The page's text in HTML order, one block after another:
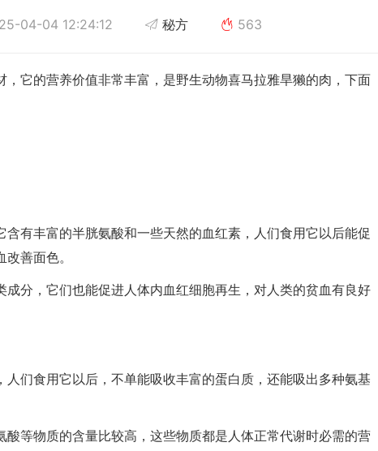
04-04 12:24:12 秘方 563
它的营养价值非常丰富，是野生动物喜马拉雅旱獭的肉，下面
有丰富的半胱氨酸和一些天然的血红素，人们食用它以后能促
善面色。
分，它们也能促进人体内血红细胞再生，对人类的贫血有良好
们食用它以后，不单能吸收丰富的蛋白质，还能吸出多种氨基
等物质的含量比较高，这些物质都是人体正常代谢时必需的营